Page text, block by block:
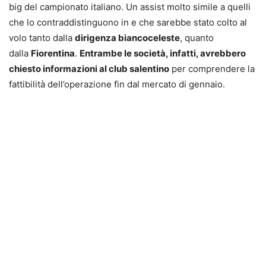
big del campionato italiano. Un assist molto simile a quelli
che lo contraddistinguono in e che sarebbe stato colto al
volo tanto dalla dirigenza biancoceleste, quanto
dalla Fiorentina. Entrambe le società, infatti, avrebbero
chiesto informazioni al club salentino per comprendere la
fattibilità dell’operazione fin dal mercato di gennaio.